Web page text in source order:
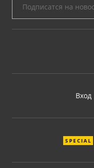
Вход
SPECIAL